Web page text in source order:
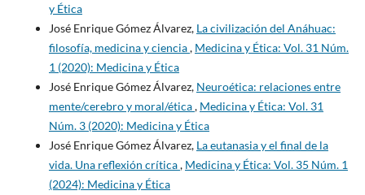
y Ética
José Enrique Gómez Álvarez, La civilización del Anáhuac:
filosofía, medicina y ciencia, Medicina y Ética: Vol. 31 Núm.
1 (2020): Medicina y Ética
José Enrique Gómez Álvarez, Neuroética: relaciones entre
mente/cerebro y moral/ética, Medicina y Ética: Vol. 31
Núm. 3 (2020): Medicina y Ética
José Enrique Gómez Álvarez, La eutanasia y el final de la
vida. Una reflexión crítica, Medicina y Ética: Vol. 35 Núm. 1
(2024): Medicina y Ética